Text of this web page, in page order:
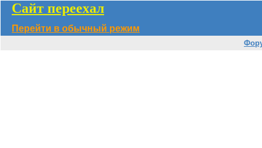
Сайт переехал
Перейти в обычный режим